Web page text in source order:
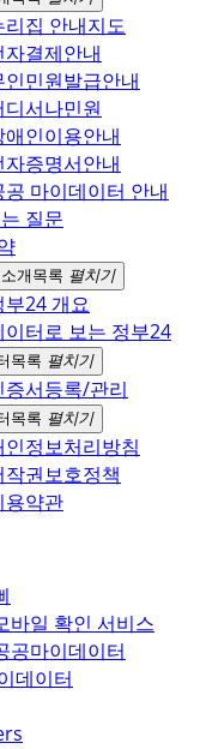
리집 안내지도
자결제안내
인민원발급안내
디서나민원
애인이용안내
자증명서안내
공 마이데이터 안내
질문
개 목록 펼치기
부24 개요
이터로 보는 정부24
목록 펼치기
증서등록/관리
목록 펼치기
인정보처리방침
작권보호정책
용약관
바일 확인 서비스
공마이데이터
데이터